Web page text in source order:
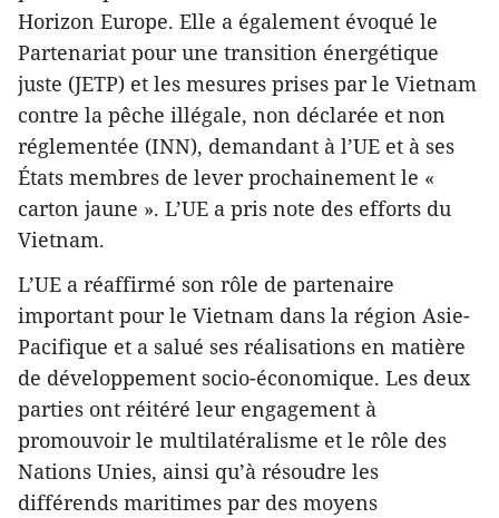
Horizon Europe. Elle a également évoqué le
Partenariat pour une transition énergétique
juste (JETP) et les mesures prises par le Vietnam
contre la pêche illégale, non déclarée et non
réglementée (INN), demandant à l’UE et à ses
États membres de lever prochainement le «
carton jaune ». L’UE a pris note des efforts du
Vietnam.
L’UE a réaffirmé son rôle de partenaire
important pour le Vietnam dans la région Asie-
Pacifique et a salué ses réalisations en matière
de développement socio-économique. Les deux
parties ont réitéré leur engagement à
promouvoir le multilatéralisme et le rôle des
Nations Unies, ainsi qu’à résoudre les
différends maritimes par des moyens